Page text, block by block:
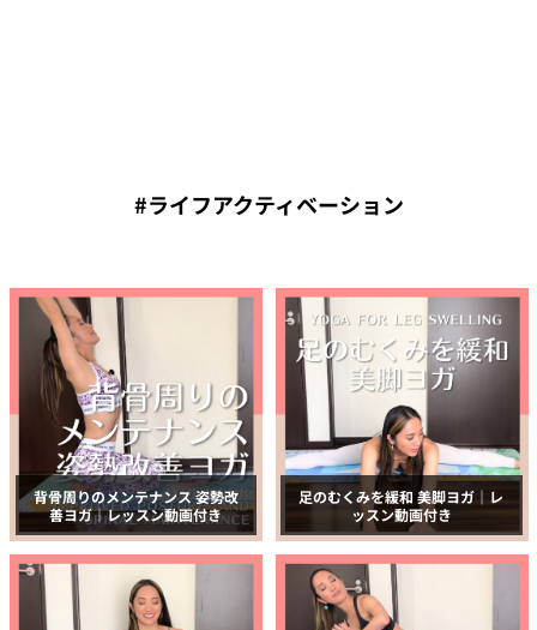
#ライフアクティベーション
背骨周りのメンテナンス 姿勢改
善ヨガ｜レッスン動画付き
足のむくみを緩和 美脚ヨガ｜レ
ッスン動画付き